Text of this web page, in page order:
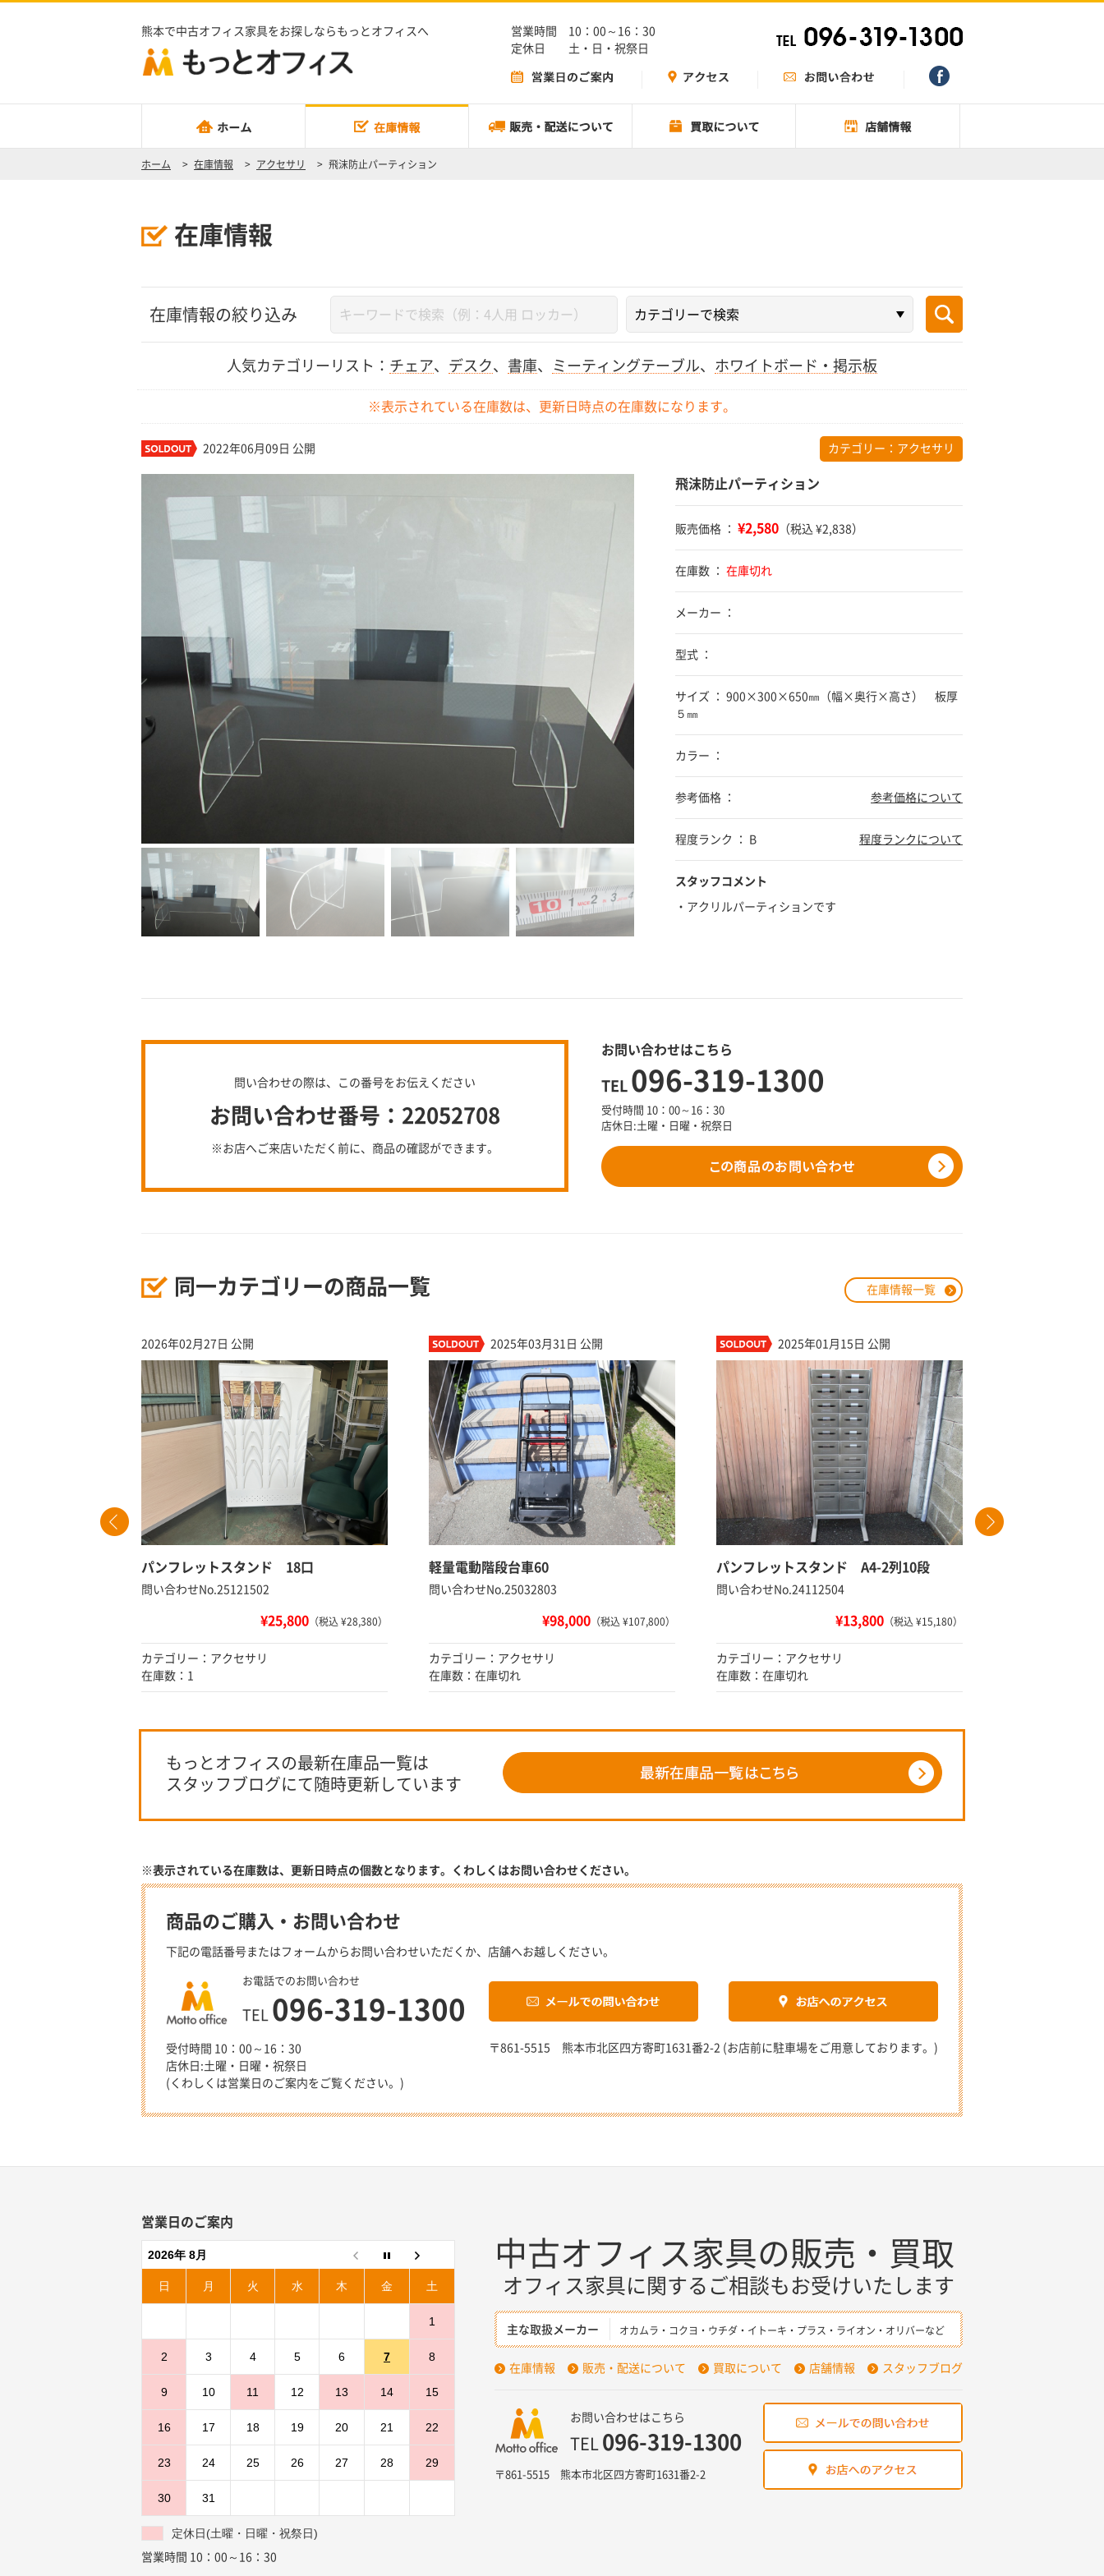
熊本で中古オフィス家具をお探しならもっとオフィスへ
営業時間 10：00～16：30
定休日 土・日・祝祭日
ホーム > 在庫情報 > アクセサリ > 飛沫防止パーティション
在庫情報
在庫情報の絞り込み
人気カテゴリーリスト： チェア、 デスク、 書庫、 ミーティングテーブル、 ホワイトボード・掲示板
※表示されている在庫数は、更新日時点の在庫数になります。
2022年06月09日 公開 カテゴリー： アクセサリ
飛沫防止パーティション
販売価格 ： ¥2,580 （税込 ¥2,838）
在庫数 ： 在庫切れ
メーカー ：
型式 ：
サイズ ： 900×300×650㎜（幅×奥行×高さ） 板厚
５㎜
カラー ：
参考価格 ： 参考価格について
程度ランク ： B 程度ランクについて
スタッフコメント
・アクリルパーティションです
問い合わせの際は、この番号をお伝えください
お問い合わせ番号：22052708
※お店へご来店いただく前に、商品の確認ができます。
お問い合わせはこちら
TEL 096-319-1300
受付時間 10：00～16：30
店休日:土曜・日曜・祝祭日
同一カテゴリーの商品一覧 在庫情報一覧
2026年02月27日 公開
パンフレットスタンド 18口
問い合わせNo.25121502
¥25,800 （税込 ¥28,380）
カテゴリー：アクセサリ
在庫数：1
2025年03月31日 公開
軽量電動階段台車60
問い合わせNo.25032803
¥98,000 （税込 ¥107,800）
カテゴリー：アクセサリ
在庫数：在庫切れ
2025年01月15日 公開
パンフレットスタンド A4-2列10段
問い合わせNo.24112504
¥13,800 （税込 ¥15,180）
カテゴリー：アクセサリ
在庫数：在庫切れ
もっとオフィスの最新在庫品一覧は
スタッフブログにて随時更新しています
※表示されている在庫数は、更新日時点の個数となります。くわしくはお問い合わせください。
商品のご購入・お問い合わせ
下記の電話番号またはフォームからお問い合わせいただくか、店舗へお越しください。
お電話でのお問い合わせ
TEL 096-319-1300
受付時間 10：00～16：30
店休日:土曜・日曜・祝祭日
(くわしくは営業日のご案内をご覧ください。)
〒861-5515 熊本市北区四方寄町1631番2-2 (お店前に駐車場をご用意しております。)
営業日のご案内
2026年 8月
日 月 火 水 木 金 土
1
2 3 4 5 6 7 8
9 10 11 12 13 14 15
16 17 18 19 20 21 22
23 24 25 26 27 28 29
30 31
定休日(土曜・日曜・祝祭日)
営業時間 10：00～16：30
中古オフィス家具の販売・買取
オフィス家具に関するご相談もお受けいたします
主な取扱メーカー オカムラ・コクヨ・ウチダ・イトーキ・プラス・ライオン・オリバーなど
在庫情報 販売・配送について 買取について 店舗情報 スタッフブログ
お問い合わせはこちら
TEL 096-319-1300
〒861-5515 熊本市北区四方寄町1631番2-2